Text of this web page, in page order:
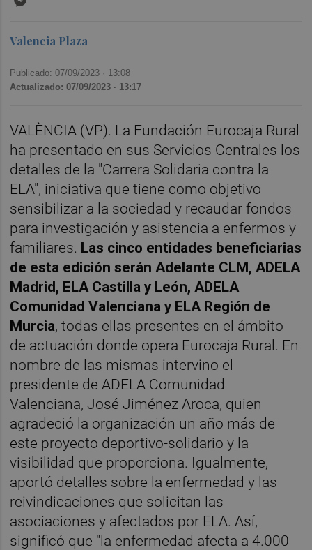
Valencia Plaza
Publicado: 07/09/2023 · 13:08
Actualizado: 07/09/2023 · 13:17
VALÈNCIA (VP). La Fundación Eurocaja Rural
ha presentado en sus Servicios Centrales los
detalles de la "Carrera Solidaria contra la
ELA", iniciativa que tiene como objetivo
sensibilizar a la sociedad y recaudar fondos
para investigación y asistencia a enfermos y
familiares. Las cinco entidades beneficiarias
de esta edición serán Adelante CLM, ADELA
Madrid, ELA Castilla y León, ADELA
Comunidad Valenciana y ELA Región de
Murcia, todas ellas presentes en el ámbito
de actuación donde opera Eurocaja Rural. En
nombre de las mismas intervino el
presidente de ADELA Comunidad
Valenciana, José Jiménez Aroca, quien
agradeció la organización un año más de
este proyecto deportivo-solidario y la
visibilidad que proporciona. Igualmente,
aportó detalles sobre la enfermedad y las
reivindicaciones que solicitan las
asociaciones y afectados por ELA. Así,
significó que "la enfermedad afecta a 4.000